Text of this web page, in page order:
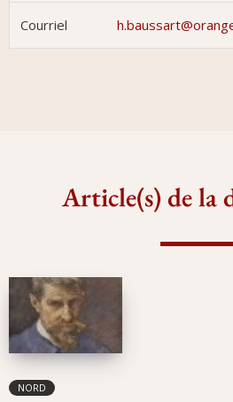
Courriel
Article(s) de la
NORD